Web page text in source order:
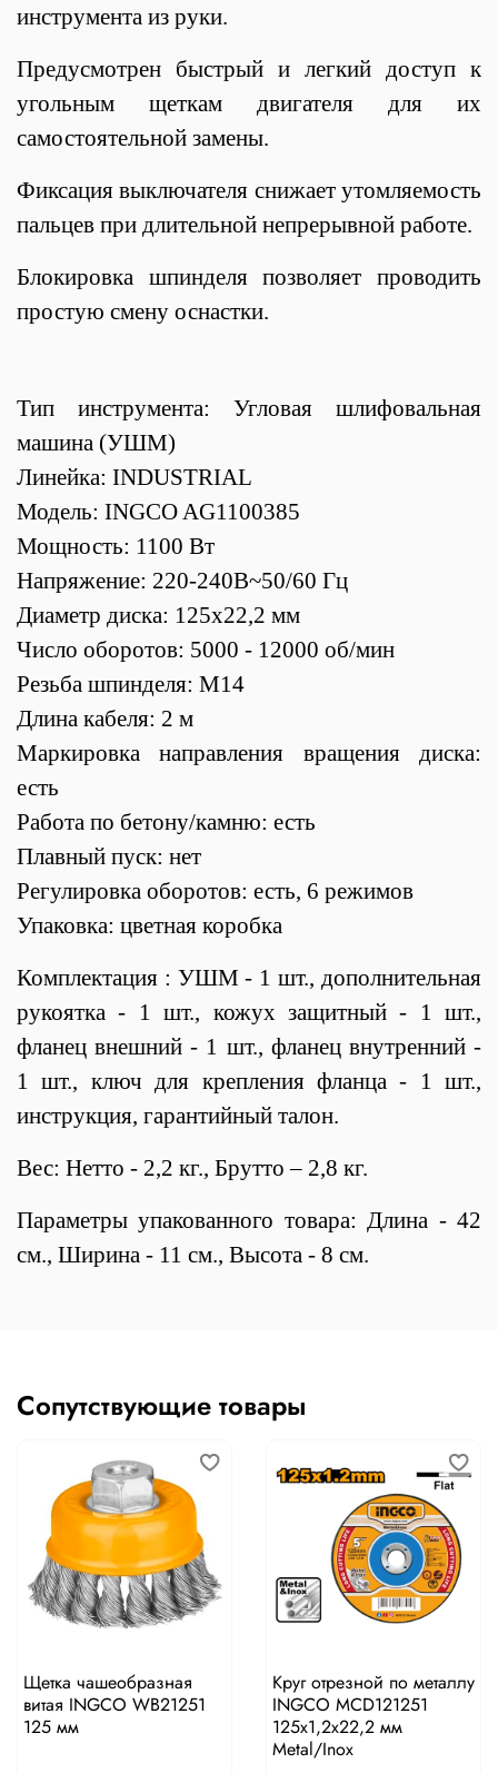
инструмента из руки.
Предусмотрен быстрый и легкий доступ к
угольным щеткам двигателя для их
самостоятельной замены.
Фиксация выключателя снижает утомляемость
пальцев при длительной непрерывной работе.
Блокировка шпинделя позволяет проводить
простую смену оснастки.
Тип инструмента: Угловая шлифовальная
машина (УШМ)
Линейка: INDUSTRIAL
Модель: INGCO AG1100385
Мощность: 1100 Вт
Напряжение: 220-240В~50/60 Гц
Диаметр диска: 125x22,2 мм
Число оборотов: 5000 - 12000 об/мин
Резьба шпинделя: М14
Длина кабеля: 2 м
Маркировка направления вращения диска:
есть
Работа по бетону/камню: есть
Плавный пуск: нет
Регулировка оборотов: есть, 6 режимов
Упаковка: цветная коробка
Комплектация : УШМ - 1 шт., дополнительная
рукоятка - 1 шт., кожух защитный - 1 шт.,
фланец внешний - 1 шт., фланец внутренний -
1 шт., ключ для крепления фланца - 1 шт.,
инструкция, гарантийный талон.
Вес: Нетто - 2,2 кг., Брутто – 2,8 кг.
Параметры упакованного товара: Длина - 42
см., Ширина - 11 см., Высота - 8 см.
Сопутствующие товары
Щетка чашеобразная
витая INGCO WB21251
125 мм
Круг отрезной по металлу
INGCO MCD121251
125х1,2х22,2 мм
Metal/Inox